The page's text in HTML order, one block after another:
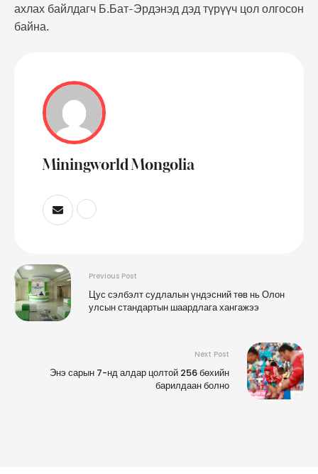
ахлах байлдагч Б.Бат-Эрдэнэд дэд түрүүч цол олгосон
байна.
Miningworld Mongolia
Previous Post
Цус сэлбэлт судлалын үндэсний төв нь Олон
улсын стандартын шаардлага хангажээ
Next Post
Энэ сарын 7-нд алдар цолтой 256 бөхийн
барилдаан болно